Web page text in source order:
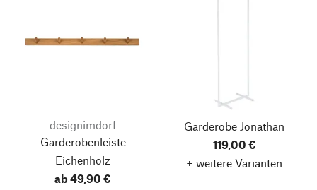
designimdorf
Garderobenleiste
Eichenholz
ab 49,90 €
Garderobe Jonathan
119,00 €
+ weitere Varianten